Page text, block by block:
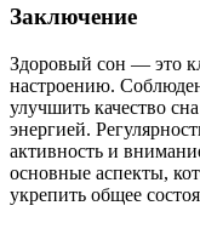
Заключение
Здоровый сон — это
настроению.
улучшить качество
энергией.
активность и
основные аспекты,
укрепить общее